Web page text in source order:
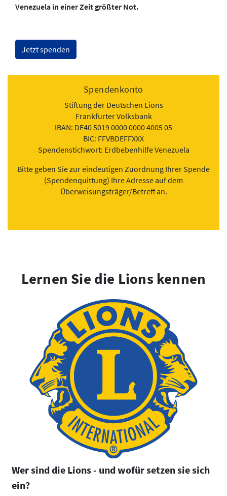
Venezuela in einer Zeit größter Not.
Jetzt spenden
Spendenkonto
Stiftung der Deutschen Lions
Frankfurter Volksbank
IBAN: DE40 5019 0000 0000 4005 05
BIC: FFVBDEFFXXX
Spendenstichwort: Erdbebenhilfe Venezuela
Bitte geben Sie zur eindeutigen Zuordnung Ihrer Spende
(Spendenquittung) Ihre Adresse auf dem
Überweisungsträger/Betreff an.
Lernen Sie die Lions kennen
Wer sind die Lions - und wofür setzen sie sich
ein?